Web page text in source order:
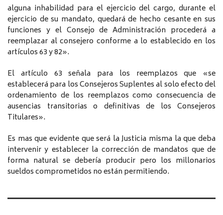
alguna inhabilidad para el ejercicio del cargo, durante el
ejercicio de su mandato, quedará de hecho cesante en sus
funciones y el Consejo de Administración procederá a
reemplazar al consejero conforme a lo establecido en los
artículos 63 y 82».
El artículo 63 señala para los reemplazos que «se
establecerá para los Consejeros Suplentes al solo efecto del
ordenamiento de los reemplazos como consecuencia de
ausencias transitorias o definitivas de los Consejeros
Titulares».
Es mas que evidente que será la Justicia misma la que deba
intervenir y establecer la corrección de mandatos que de
forma natural se debería producir pero los millonarios
sueldos comprometidos no están permitiendo.